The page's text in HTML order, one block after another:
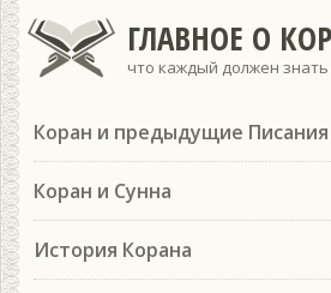
ГЛАВНОЕ О
что каждый должен знать
Коран и предыдущие Писания
Коран и Сунна
История Корана